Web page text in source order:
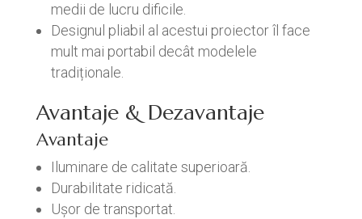
medii de lucru dificile.
Designul pliabil al acestui proiector îl face
mult mai portabil decât modelele
tradiționale.
Avantaje & Dezavantaje
Avantaje
Iluminare de calitate superioară.
Durabilitate ridicată.
Ușor de transportat.